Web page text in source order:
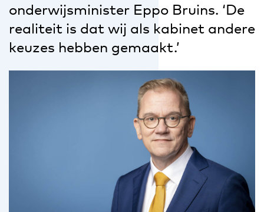
onderwijsminister Eppo Bruins. ‘De
realiteit is dat wij als kabinet andere
keuzes hebben gemaakt.’